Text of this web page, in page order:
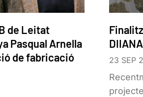
de Leitat
Pasqual Arnella
de fabricació
DIIANA
23 SEP